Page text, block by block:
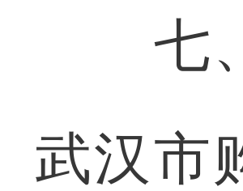
七、
武汉市